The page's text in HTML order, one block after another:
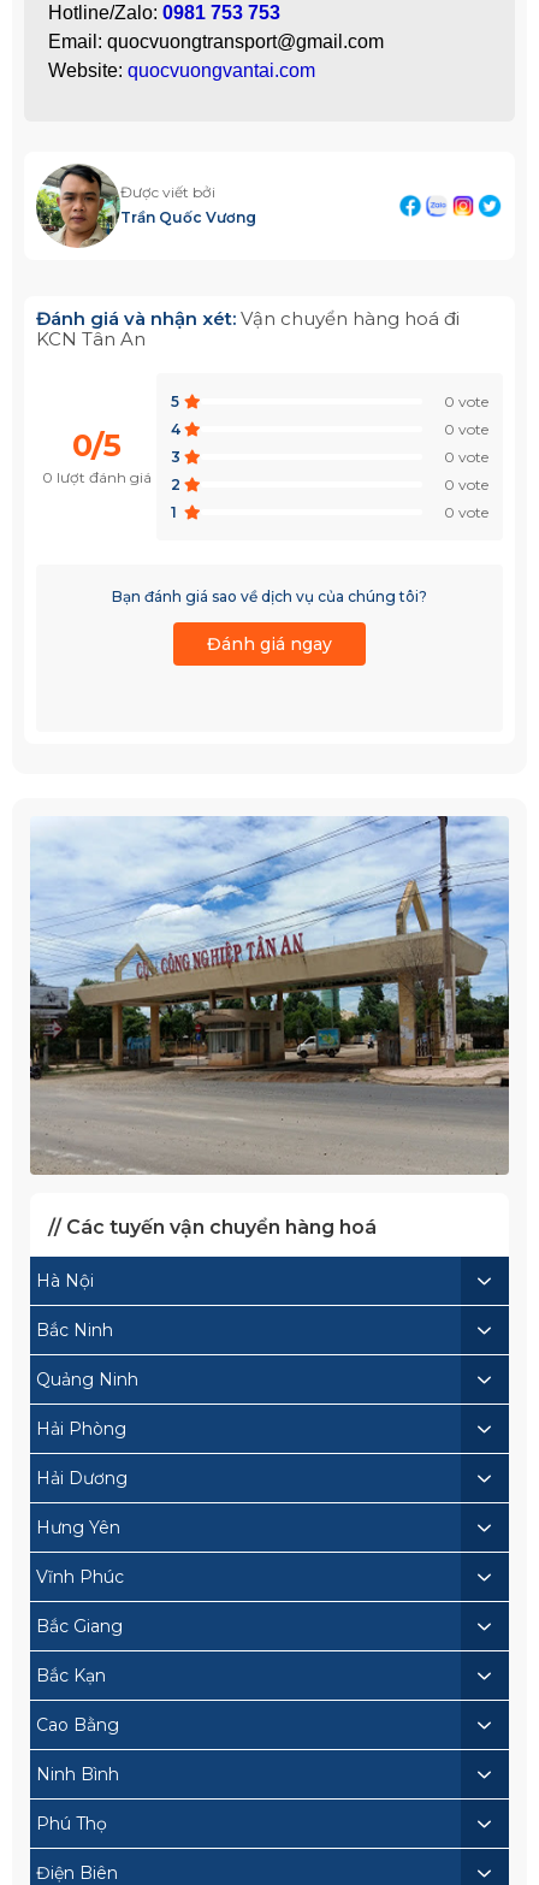
Hotline/Zalo: 0981 753 753
Email: quocvuongtransport@gmail.com
Website: quocvuongvantai.com
Được viết bởi
Trần Quốc Vương
Đánh giá và nhận xét: Vận chuyển hàng hoá đi
KCN Tân An
0/5
0 lượt đánh giá
5
0 vote
4
0 vote
3
0 vote
2
0 vote
1
0 vote
Bạn đánh giá sao về dịch vụ của chúng tôi?
Đánh giá ngay
// Các tuyến vận chuyển hàng hoá
Hà Nội
Bắc Ninh
Quảng Ninh
Hải Phòng
Hải Dương
Hưng Yên
Vĩnh Phúc
Bắc Giang
Bắc Kạn
Cao Bằng
Ninh Bình
Phú Thọ
Điện Biên